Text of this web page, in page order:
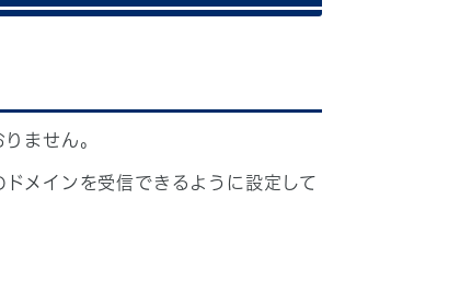
ません。
メインを受信できるように設定して